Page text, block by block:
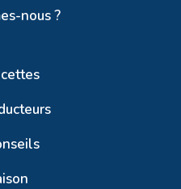
nous ?